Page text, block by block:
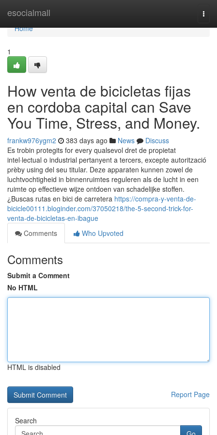
esocialmall
Home
Home
1
How venta de bicicletas fijas
en cordoba capital can Save
You Time, Stress, and Money.
frankw976ygm2 383 days ago News
Discuss
Es trobin protegits for every qualsevol dret de propietat
intel·lectual o industrial pertanyent a tercers, excepte autorització
prèby using del seu titular. Deze apparaten kunnen zowel de
luchtvochtigheid in binnenruimtes reguleren als de lucht in een
ruimte op effectieve wijze ontdoen van schadelijke stoffen.
¿Buscas rutas en bici de carretera https://compra-y-venta-de-
bicicle00111.bloginder.com/37050218/the-5-second-trick-for-
venta-de-bicicletas-en-ibague
Comments
Who Upvoted
Comments
Submit a Comment
No HTML
HTML is disabled
Report Page
Search